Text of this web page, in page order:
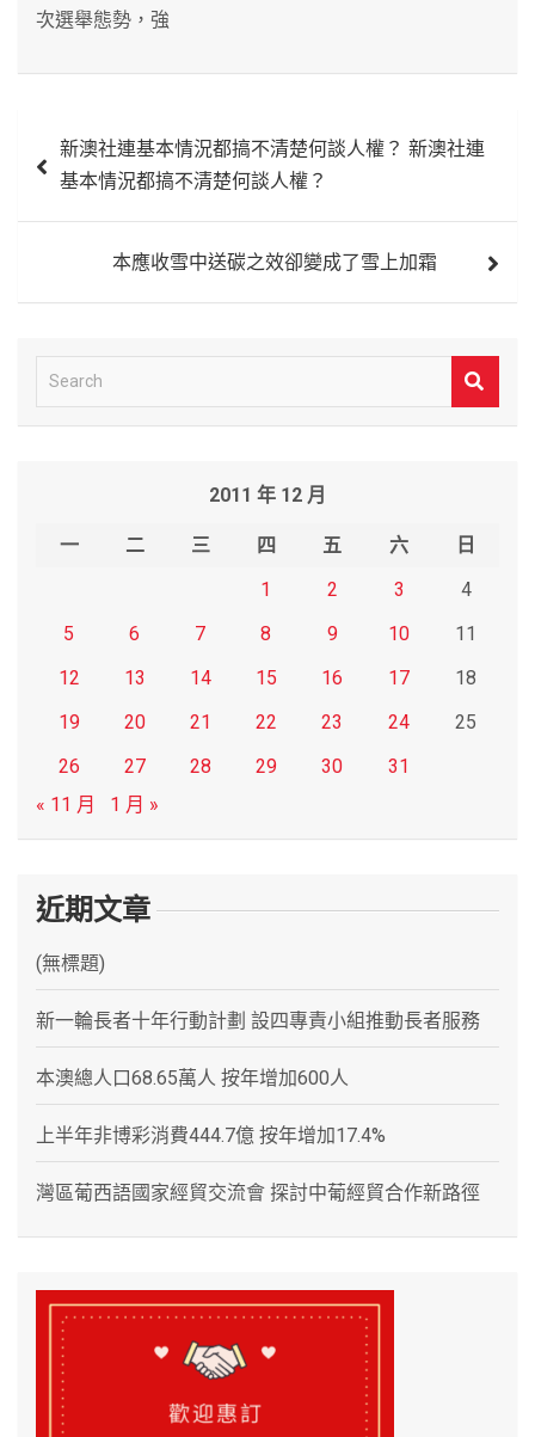
次選舉態勢，強
章 新澳社連基本情況都搞不清楚何談人權？ 新澳社連
基本情況都搞不清楚何談人權？
本應收雪中送碳之效卻變成了雪上加霜
e
2011 年 12 月
一 二 三 四 五 六
日
1
2 3
4
5
6 7 8 9 10
11
12
13 14 15 16 17
18
19
20 21 22 23 24
25
26
27 28 29 30
31
« 11 月
1 月 »
近期文章
(無標題)
新一輪長者十年行動計劃 設四專責小組推動長者服務
本澳總人口68.65萬人 按年增加600人
上半年非博彩消費444.7億 按年增加17.4%
灣區葡西語國家經貿交流會 探討中葡經貿合作新路徑